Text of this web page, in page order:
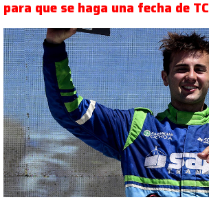
para que se haga una fecha de TC